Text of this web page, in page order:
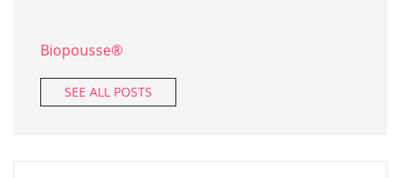
Biopousse®
SEE ALL POSTS